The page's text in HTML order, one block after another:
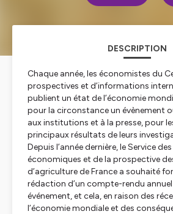
DESCRIPTION
Chaque année, les économistes du
prospectives et d’informations
publient un état de l’économie
pour la circonstance un évènement
aux institutions et à la presse, pour
principaux résultats de leurs
Depuis l’année dernière, le Service
économiques et de la prospective
d’agriculture de France a souhaité
rédaction d’un compte-rendu
événement, et cela, en raison des
l’économie mondiale et des